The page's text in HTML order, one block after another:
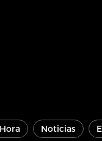
Noticias